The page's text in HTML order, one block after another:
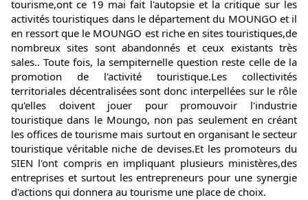
tourisme,ont ce 19 mai fait l'autopsie et la critique sur les
activités touristiques dans le département du MOUNGO et il
en ressort que le MOUNGO est riche en sites touristiques,de
nombreux sites sont abandonnés et ceux existants très
sales.. Toute fois, la sempiternelle question reste celle de la
promotion de l'activité touristique.Les collectivités
territoriales décentralisées sont donc interpellées sur le rôle
qu'elles doivent jouer pour promouvoir l'industrie
touristique dans le Moungo, non pas seulement en créant
les offices de tourisme mais surtout en organisant le secteur
touristique véritable niche de devises.Et les promoteurs du
SIEN l'ont compris en impliquant plusieurs ministères,des
entreprises et surtout les entrepreneurs pour une synergie
d'actions qui donnera au tourisme une place de choix.